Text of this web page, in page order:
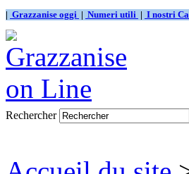
| Grazzanise oggi | Numeri utili | I nostri
Rechercher